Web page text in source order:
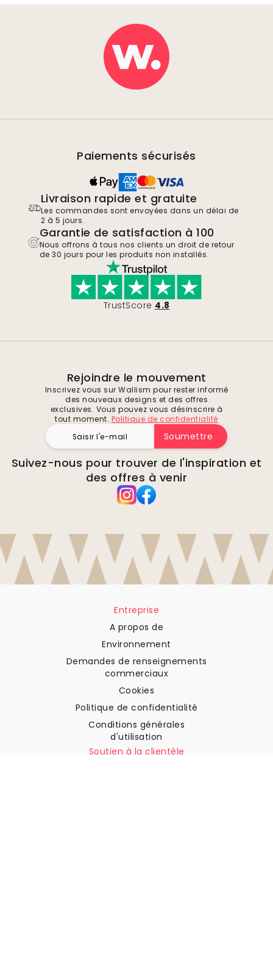
Paiements sécurisés
Livraison rapide et gratuite
Les commandes sont envoyées dans un délai de
2 à 5 jours.
Garantie de satisfaction à 100
Nous offrons à tous nos clients un droit de retour
de 30 jours pour les produits non installés.
TrustScore 4.8
Rejoindre le mouvement
Inscrivez vous sur Wallism pour rester informé
des nouveaux designs et des offres
exclusives. Vous pouvez vous désinscrire à
tout moment. Politique de confidentialité
Soumettre
Suivez-nous pour trouver de l'inspiration et
des offres à venir
Entreprise
A propos de
Environnement
Demandes de renseignements
commerciaux
Cookies
Politique de confidentialité
Conditions générales
d'utilisation
Soutien à la clientèle